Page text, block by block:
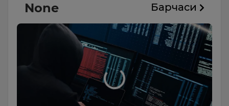
None Барчаси